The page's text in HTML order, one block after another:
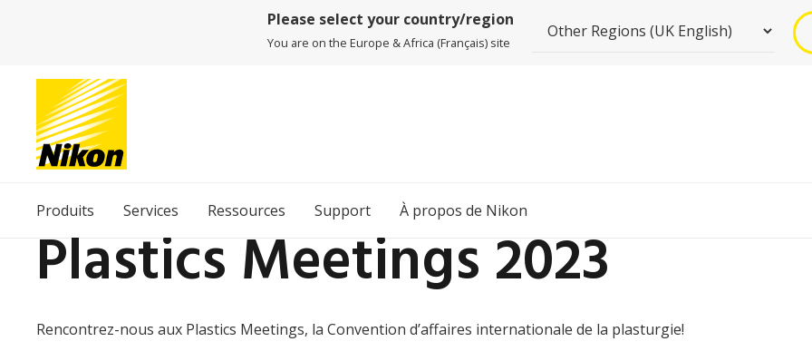
Please select your country/region
You are on the Europe & Africa (Français) site
Produits Services Ressources Support À propos de Nikon
Plastics Meetings 2023
Rencontrez-nous aux Plastics Meetings, la Convention d’affaires internationale de la plasturgie!